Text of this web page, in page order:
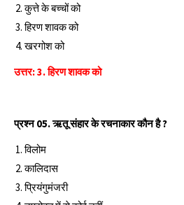
कुत्ते के बच्चों को
हिरण शावक को
खरगोश को
उत्तर: 3. हिरण शावक को
प्रश्‍न 05. ऋतू संहार के रचनाकार कौन है ?
विलोम
कालिदास
प्रियंगुमंजरी